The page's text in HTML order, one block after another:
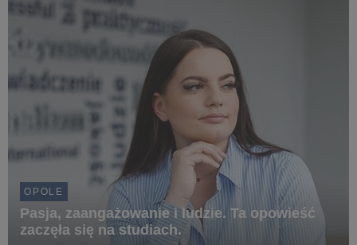
OPOLE
Pasja, zaangażowanie i ludzie. Ta opowieść
zaczęła się na studiach.